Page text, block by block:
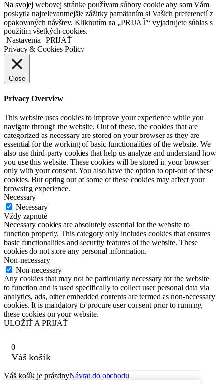
Na svojej webovej stránke používam súbory cookie aby som Vám
poskytla najrelevantnejšie zážitky pamätaním si Vašich preferencií z
opakovaných návštev. Kliknutím na „PRIJAŤ“ vyjadrujete súhlas s
použitím všetkých cookies.
Nastavenia
PRIJAŤ
Privacy & Cookies Policy
Close
Privacy Overview
This website uses cookies to improve your experience while you
navigate through the website. Out of these, the cookies that are
categorized as necessary are stored on your browser as they are
essential for the working of basic functionalities of the website. We
also use third-party cookies that help us analyze and understand how
you use this website. These cookies will be stored in your browser
only with your consent. You also have the option to opt-out of these
cookies. But opting out of some of these cookies may affect your
browsing experience.
Necessary
Necessary
Vždy zapnuté
Necessary cookies are absolutely essential for the website to
function properly. This category only includes cookies that ensures
basic functionalities and security features of the website. These
cookies do not store any personal information.
Non-necessary
Non-necessary
Any cookies that may not be particularly necessary for the website
to function and is used specifically to collect user personal data via
analytics, ads, other embedded contents are termed as non-necessary
cookies. It is mandatory to procure user consent prior to running
these cookies on your website.
ULOŽIŤ A PRIJAŤ
0
Váš košík
Váš košík je prázdnyNávrat do obchodu